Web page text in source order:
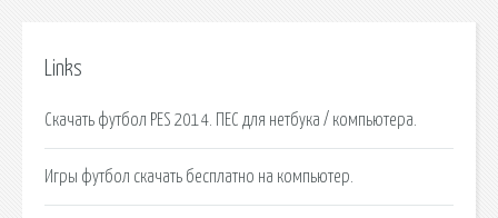
Links
Скачать футбол PES 2014. ПЕС для нетбука / компьютера.
Игры футбол скачать бесплатно на компьютер.